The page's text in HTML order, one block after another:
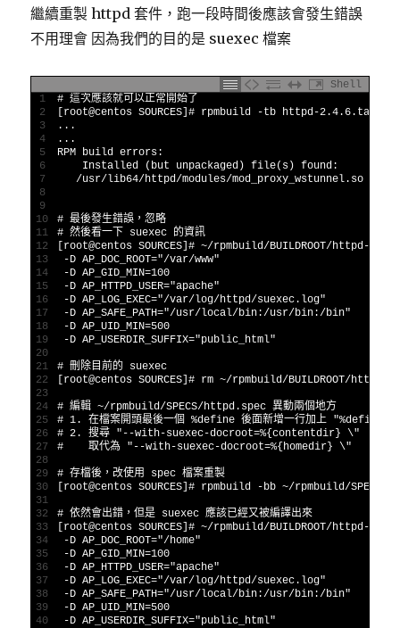
繼續重製 httpd 套件，跑一段時間後應該會發生錯誤
不用理會 因為我們的目的是 suexec 檔案
Shell
1
2
3
4
5
6
7
8
9
10
11
12
13
14
15
16
17
18
19
20
21
22
23
24
25
26
27
28
29
30
31
32
33
34
35
36
37
38
39
40
# 這次應該就可以正常開始了
root@centos SOURCES ]# rpmbuild -tb httpd-
. . .
. . .
RPM build errors:
Installed
( but unpackaged ) file( s ) found:
/usr/ lib64/httpd/modules/mod_proxy_wstunnel.so
# 最後發生錯誤，忽略
# 然後看一下 suexec 的資訊
root@centos SOURCES ]# ~/rpmbuild/BUILDROOT/httpd-
-D AP_DOC_ROOT="/var/www"
-D AP_GID_MIN=100
-D AP_HTTPD_USER="apache"
-D AP_LOG_EXEC="/var/log/httpd/suexec.log"
-D AP_SAFE_PATH="/usr/local/bin:/usr/bin:/bin"
-D AP_UID_MIN=500
-D AP_USERDIR_SUFFIX="public_html"
# 刪除目前的 suexec
root@centos SOURCES ]# rm ~/rpmbuild/BUILDROOT/
# 編輯 ~/rpmbuild/SPECS/httpd.spec 異動兩個地方
# 1. 在檔案開頭最後一個 %define 後面新增一行加上 "%define
# 2. 搜尋 "--with-suexec-docroot=%{contentdir} \"
#    取代為 "--with-suexec-docroot=%{homedir} \"
# 存檔後，改使用 spec 檔案重製
root@centos SOURCES ]# rpmbuild -bb ~/rpmbuild/SPECS/
# 依然會出錯，但是 suexec 應該已經又被編譯出來
root@centos SOURCES ]# ~/rpmbuild/BUILDROOT/httpd-
-D AP_DOC_ROOT="/home"
-D AP_GID_MIN=100
-D AP_HTTPD_USER="apache"
-D AP_LOG_EXEC="/var/log/httpd/suexec.log"
-D AP_SAFE_PATH="/usr/local/bin:/usr/bin:/bin"
-D AP_UID_MIN=500
-D AP_USERDIR_SUFFIX="public_html"